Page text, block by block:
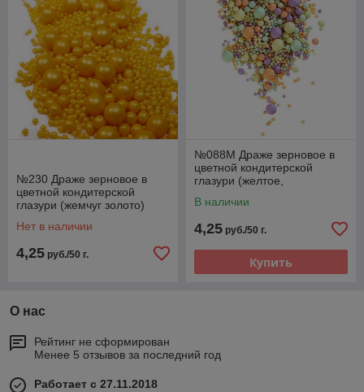
№230 Драже зерновое в
цветной кондитерской
глазури (жемчуг золото)
Нет в наличии
4,25 руб./50 г.
№088М Драже зерновое в
цветной кондитерской
глазури (желтое,
розовое,
В наличии
4,25 руб./50 г.
Купить
О нас
Рейтинг не сформирован
Менее 5 отзывов за последний год
Работает с 27.11.2018